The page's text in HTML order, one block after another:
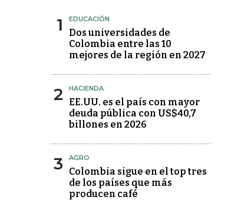
1 EDUCACIÓN
Dos universidades de
Colombia entre las 10
mejores de la región en 2027
2 HACIENDA
EE.UU. es el país con mayor
deuda pública con US$40,7
billones en 2026
3 AGRO
Colombia sigue en el top tres
de los países que más
producen café